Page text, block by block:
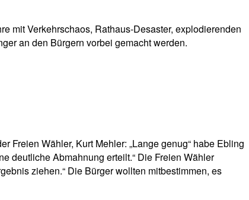
mit Verkehrschaos, Rathaus-Desaster, explodierenden
an den Bürgern vorbei gemacht werden.
Freien Wähler, Kurt Mehler: „Lange genug“ habe Ebling
deutliche Abmahnung erteilt.“ Die Freien Wähler
ziehen.“ Die Bürger wollten mitbestimmen, es